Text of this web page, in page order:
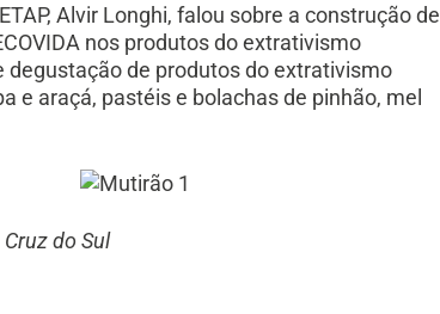
Alvir Longhi, falou sobre a construção de
nos produtos do extrativismo
de produtos do extrativismo
e araçá, pastéis e bolachas de pinhão, mel
do Sul